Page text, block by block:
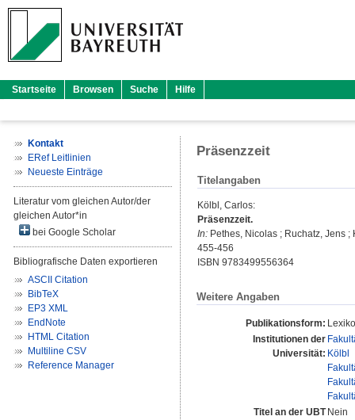
Startseite Browsen Suche Hilfe
Kontakt
ERef Leitlinien
Neueste Einträge
Literatur vom gleichen Autor/der
gleichen Autor*in
bei Google Scholar
Bibliografische Daten exportieren
ASCII Citation
BibTeX
EP3 XML
EndNote
HTML Citation
Multiline CSV
Reference Manager
Präsenzzeit
Titelangaben
Kölbl, Carlos:
Präsenzzeit.
In: Pethes, Nicolas ; Ruchatz, Jens ;
455-456
ISBN 9783499556364
Weitere Angaben
Publikationsform:
Institutionen der
Universität: Kölbl
Titel an der UBT Nein